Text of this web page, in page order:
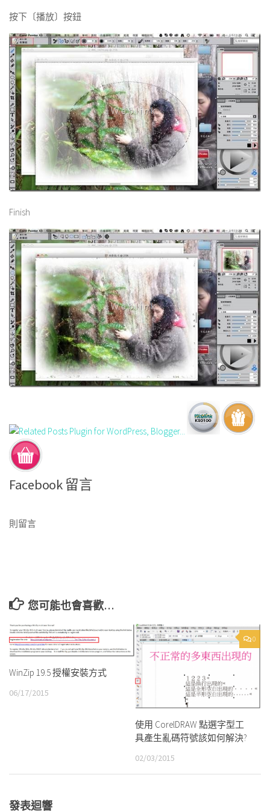
按下〔播放〕按鈕
Finish
Facebook 留言
則留言
您可能也會喜歡…
WinZip 19.5 授權安裝方式
06/17/2015
0
使用 CorelDRAW 點選字型工
具產生亂碼符號該如何解決?
02/03/2015
發表迴響